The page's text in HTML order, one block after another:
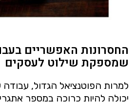
החסרונות האפשריים
שמספקת שילוט לעסקים
למרות הפוטנציאל הגדול,
יכולה להיות כרוכה במספר